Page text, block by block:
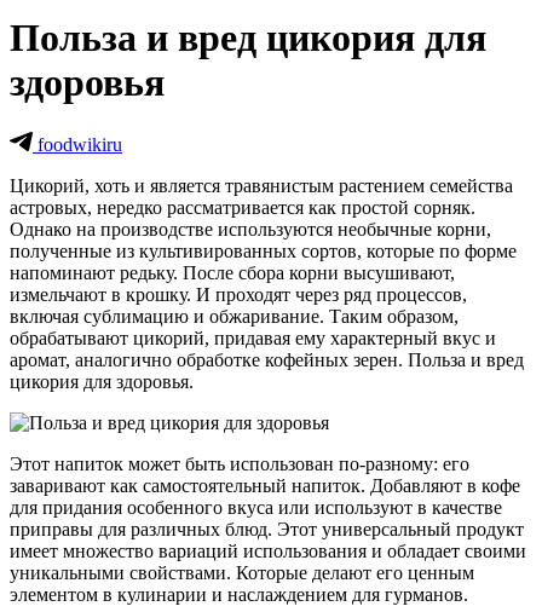
Польза и вред цикория для
здоровья
foodwikiru
Цикорий, хоть и является травянистым растением семейства
астровых, нередко рассматривается как простой сорняк.
Однако на производстве используются необычные корни,
полученные из культивированных сортов, которые по форме
напоминают редьку. После сбора корни высушивают,
измельчают в крошку. И проходят через ряд процессов,
включая сублимацию и обжаривание. Таким образом,
обрабатывают цикорий, придавая ему характерный вкус и
аромат, аналогично обработке кофейных зерен. Польза и вред
цикория для здоровья.
Этот напиток может быть использован по-разному: его
заваривают как самостоятельный напиток. Добавляют в кофе
для придания особенного вкуса или используют в качестве
приправы для различных блюд. Этот универсальный продукт
имеет множество вариаций использования и обладает своими
уникальными свойствами. Которые делают его ценным
элементом в кулинарии и наслаждением для гурманов.